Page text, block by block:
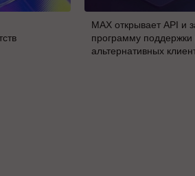
MAX открывает API и
программу поддержки
альтернативных